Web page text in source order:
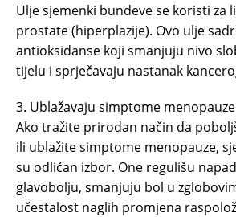
Ulje sjemenki bundeve se koristi za
prostate (hiperplazije). Ovo ulje
antioksidanse koji smanjuju nivo
tijelu i sprječavaju nastanak
3. Ublažavaju simptome menopauze
Ako tražite prirodan način da
ili ublažite simptome menopauze,
su odličan izbor. One regulišu
glavobolju, smanjuju bol u
učestalost naglih promjena